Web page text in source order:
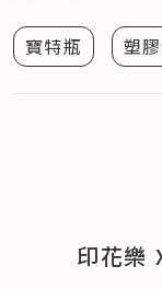
寶特瓶 塑
印花樂